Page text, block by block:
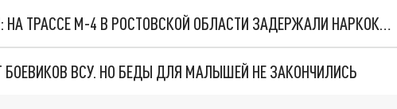
НА КУРОРТ С "ПОДОГРЕВОМ": НА ТРАССЕ М-4 В РОСТОВСКОЙ ОБЛАСТИ ЗАДЕРЖАЛИ НАРКОКУРЬЕРОВ
ВСУ. НО БЕДЫ ДЛЯ МАЛЫШЕЙ НЕ ЗАКОНЧИЛИСЬ